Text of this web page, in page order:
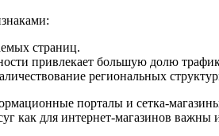
страниц.
привлекает большую долю
региональных
порталы и сетка-
как для интернет-магазинов